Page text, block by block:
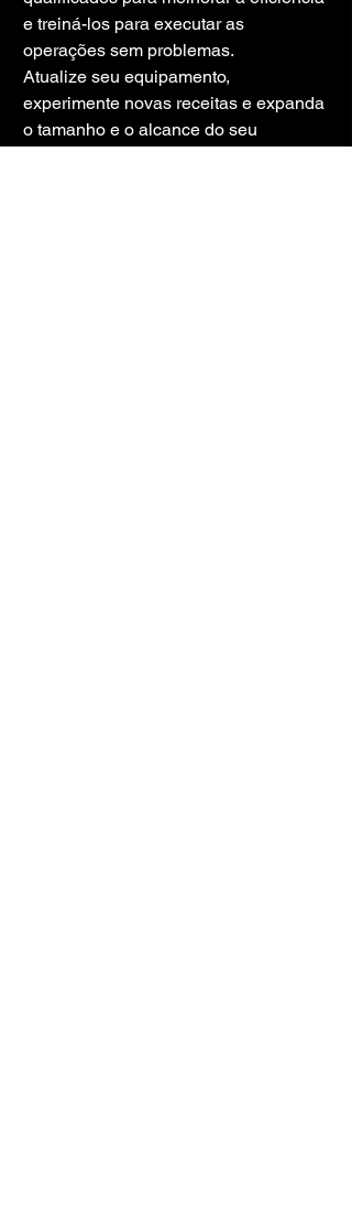
e treiná-los para executar as
operações sem problemas.
Atualize seu equipamento,
experimente novas receitas e expanda
o tamanho e o alcance do seu